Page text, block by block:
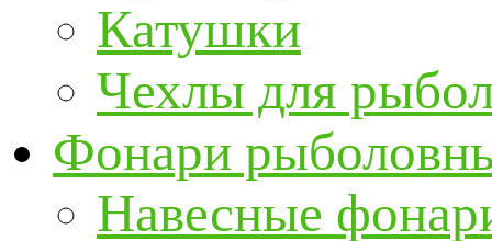
Катушки
Чехлы для
Фонари
Навесные